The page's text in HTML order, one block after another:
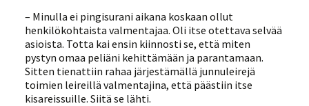
– Minulla ei pingisurani aikana koskaan ollut
henkilökohtaista valmentajaa. Oli itse otettava selvää
asioista. Totta kai ensin kiinnosti se, että miten
pystyn omaa peliäni kehittämään ja parantamaan.
Sitten tienattiin rahaa järjestämällä junnuleirejä
toimien leireillä valmentajina, että päästiin itse
kisareissuille. Siitä se lähti.